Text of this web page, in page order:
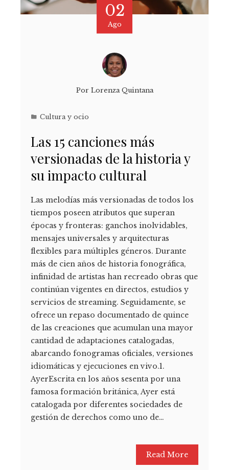
02
Ago
Por Lorenza Quintana
Cultura y ocio
Las 15 canciones más
versionadas de la historia y
su impacto cultural
Las melodías más versionadas de todos los
tiempos poseen atributos que superan
épocas y fronteras: ganchos inolvidables,
mensajes universales y arquitecturas
flexibles para múltiples géneros. Durante
más de cien años de historia fonográfica,
infinidad de artistas han recreado obras que
continúan vigentes en directos, estudios y
servicios de streaming. Seguidamente, se
ofrece un repaso documentado de quince
de las creaciones que acumulan una mayor
cantidad de adaptaciones catalogadas,
abarcando fonogramas oficiales, versiones
idiomáticas y ejecuciones en vivo.1.
AyerEscrita en los años sesenta por una
famosa formación británica, Ayer está
catalogada por diferentes sociedades de
gestión de derechos como uno de…
Read More